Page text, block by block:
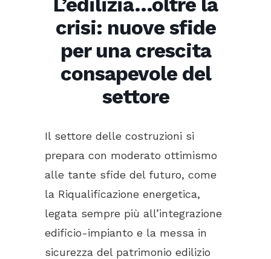
crisi: nuove sfide
per una crescita
consapevole del
settore
Il settore delle costruzioni si
prepara con moderato ottimismo
alle tante sfide del futuro, come
la Riqualificazione energetica,
legata sempre più all’integrazione
edificio-impianto e la messa in
sicurezza del patrimonio edilizio